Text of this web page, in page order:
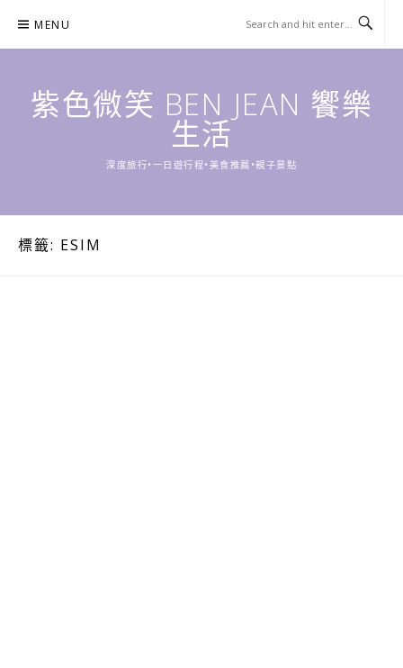
content
MENU
紫色微笑 BEN JEAN 饗樂
生活
深度旅行•一日遊行程•美食推薦•親子景點
標籤: ESIM